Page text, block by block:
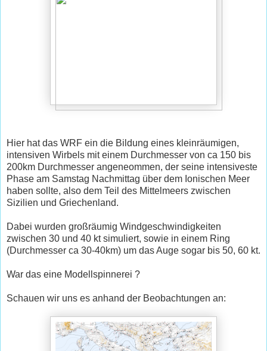
Hier hat das WRF ein die Bildung eines kleinräumigen,
intensiven Wirbels mit einem Durchmesser von ca 150 bis
200km Durchmesser angeneommen, der seine intensiveste
Phase am Samstag Nachmittag über dem Ionischen Meer
haben sollte, also dem Teil des Mittelmeers zwischen
Sizilien und Griechenland.
Dabei wurden großräumig Windgeschwindigkeiten
zwischen 30 und 40 kt simuliert, sowie in einem Ring
(Durchmesser ca 30-40km) um das Auge sogar bis 50, 60 kt.
War das eine Modellspinnerei ?
Schauen wir uns es anhand der Beobachtungen an: